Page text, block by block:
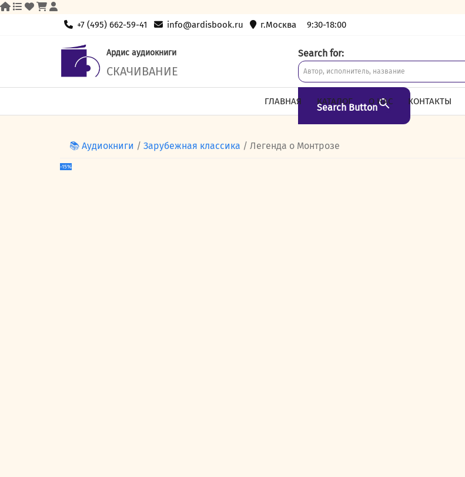
+7 (495) 662-59-41 info@ardisbook.ru г.Москва 9:30-18:00
Ардис аудиокниги
СКАЧИВАНИЕ
Search for:
Search Button
ГЛАВНАЯ КАТАЛОГ О НАС КОНТАКТЫ
📚 Аудиокниги / Зарубежная классика / Легенда о Монтрозе
-15%